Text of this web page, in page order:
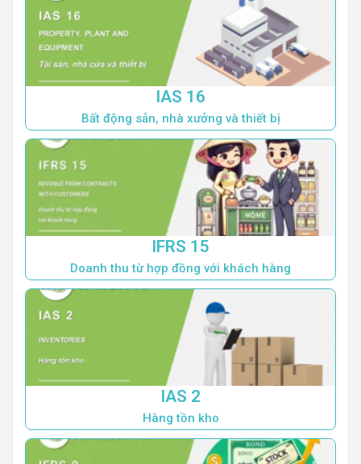
IAS 16
Bất động sản, nhà xưởng và thiết bị
IFRS 15
Doanh thu từ hợp đồng với khách hàng
IAS 2
Hàng tồn kho